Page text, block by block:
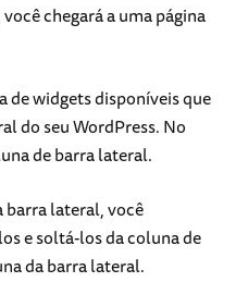
você chegará a uma página
de widgets disponíveis que
do seu WordPress. No
de barra lateral.
barra lateral, você
e soltá-los da coluna de
da barra lateral.